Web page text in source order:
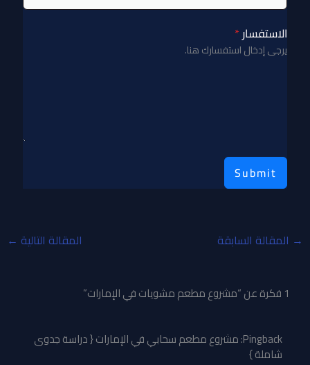
الاستفسار *
يرجى إدخال استفسارك هنا.
Submit
→ المقالة السابقة المقالة التالية ←
1 فكرة عن “مشروع مطعم مشويات في الإمارات”
Pingback: مشروع مطعم سحابي في الإمارات { دراسة جدوى
شاملة }